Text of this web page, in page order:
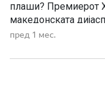
плаши? Премиерот
македонската
учествува по
современо,
пред 1 мес.